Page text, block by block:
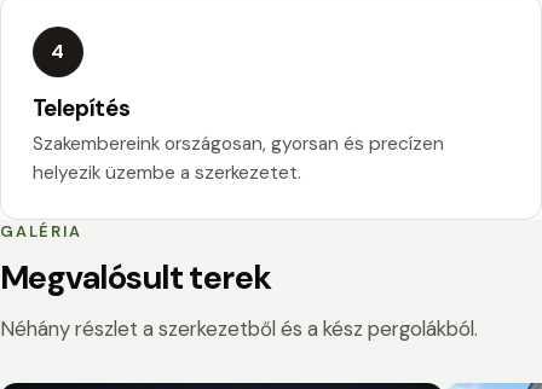
4
Telepítés
Szakembereink országosan, gyorsan és precízen
helyezik üzembe a szerkezetet.
GALÉRIA
Megvalósult terek
Néhány részlet a szerkezetből és a kész pergolákból.